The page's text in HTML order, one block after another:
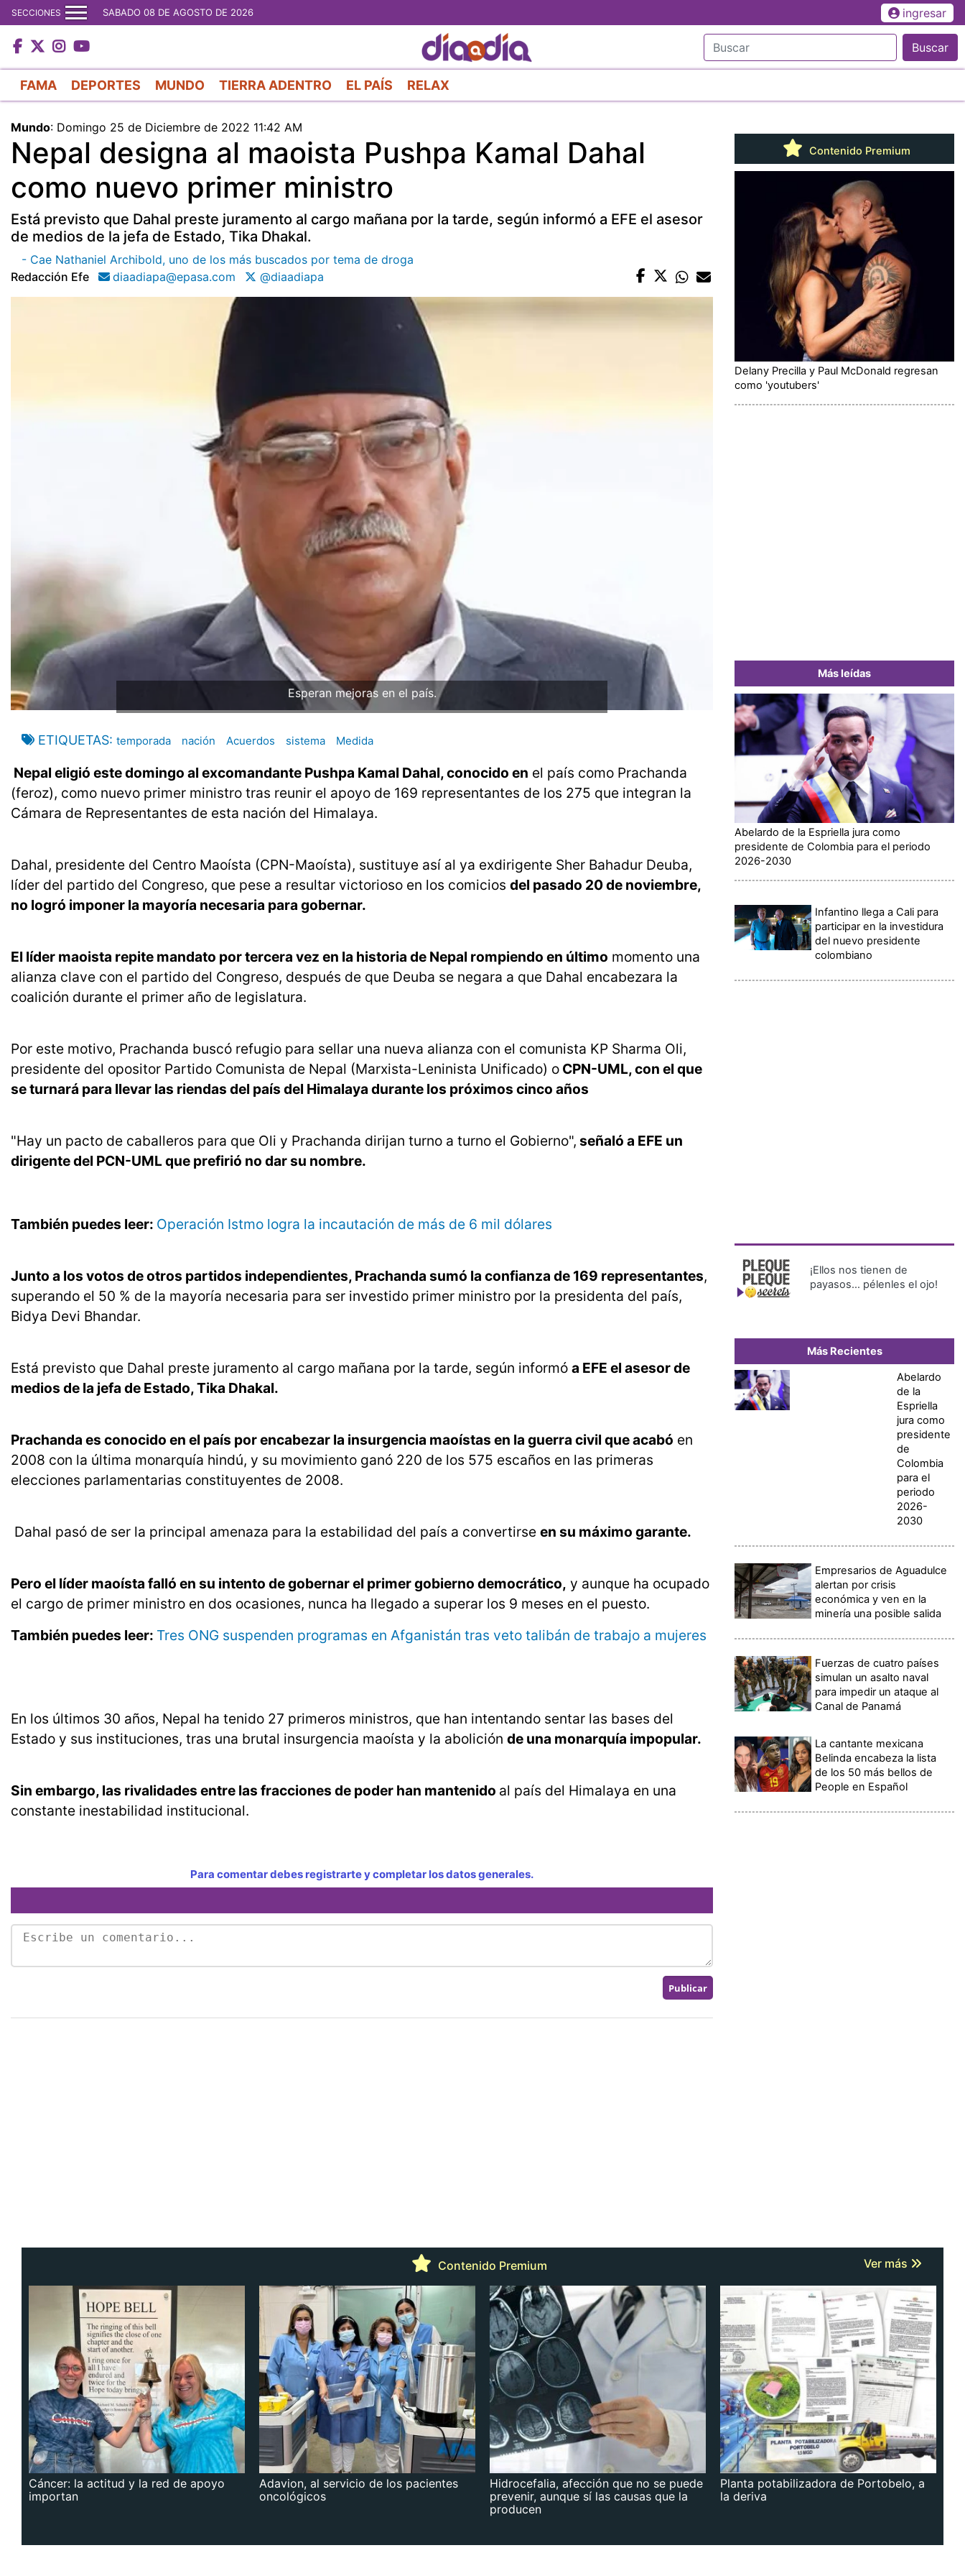
al
contenido
principal
SECCIONES SABADO 08 DE AGOSTO DE 2026 ingresar
Buscar
FAMA DEPORTES MUNDO TIERRA ADENTRO EL PAÍS RELAX
Mundo: Domingo 25 de Diciembre de 2022 11:42 AM
Nepal designa al maoista Pushpa Kamal Dahal
como nuevo primer ministro
Está previsto que Dahal preste juramento al cargo mañana por la tarde, según informó a EFE el asesor
de medios de la jefa de Estado, Tika Dhakal.
- Cae Nathaniel Archibold, uno de los más buscados por tema de droga
Redacción Efe
diaadiapa@epasa.com @diaadiapa
Esperan mejoras en el país.
ETIQUETAS temporada nación Acuerdos sistema Medida
Nepal eligió este domingo al excomandante Pushpa Kamal Dahal, conocido en el país como Prachanda
(feroz), como nuevo primer ministro tras reunir el apoyo de 169 representantes de los 275 que integran la
Cámara de Representantes de esta nación del Himalaya.
Dahal, presidente del Centro Maoísta (CPN-Maoísta), sustituye así al ya exdirigente Sher Bahadur Deuba,
líder del partido del Congreso, que pese a resultar victorioso en los comicios del pasado 20 de noviembre,
no logró imponer la mayoría necesaria para gobernar.
El líder maoista repite mandato por tercera vez en la historia de Nepal rompiendo en último momento una
alianza clave con el partido del Congreso, después de que Deuba se negara a que Dahal encabezara la
coalición durante el primer año de legislatura.
Por este motivo, Prachanda buscó refugio para sellar una nueva alianza con el comunista KP Sharma Oli,
presidente del opositor Partido Comunista de Nepal (Marxista-Leninista Unificado) o CPN-UML, con el que
se turnará para llevar las riendas del país del Himalaya durante los próximos cinco años
"Hay un pacto de caballeros para que Oli y Prachanda dirijan turno a turno el Gobierno", señaló a EFE un
dirigente del PCN-UML que prefirió no dar su nombre.
También puedes leer: Operación Istmo logra la incautación de más de 6 mil dólares
Junto a los votos de otros partidos independientes, Prachanda sumó la confianza de 169 representantes,
superando el 50 % de la mayoría necesaria para ser investido primer ministro por la presidenta del país,
Bidya Devi Bhandar.
Está previsto que Dahal preste juramento al cargo mañana por la tarde, según informó a EFE el asesor de
medios de la jefa de Estado, Tika Dhakal.
Prachanda es conocido en el país por encabezar la insurgencia maoístas en la guerra civil que acabó en
2008 con la última monarquía hindú, y su movimiento ganó 220 de los 575 escaños en las primeras
elecciones parlamentarias constituyentes de 2008.
Dahal pasó de ser la principal amenaza para la estabilidad del país a convertirse en su máximo garante.
Pero el líder maoísta falló en su intento de gobernar el primer gobierno democrático, y aunque ha ocupado
el cargo de primer ministro en dos ocasiones, nunca ha llegado a superar los 9 meses en el puesto.
También puedes leer: Tres ONG suspenden programas en Afganistán tras veto talibán de trabajo a mujeres
En los últimos 30 años, Nepal ha tenido 27 primeros ministros, que han intentando sentar las bases del
Estado y sus instituciones, tras una brutal insurgencia maoísta y la abolición de una monarquía impopular.
Sin embargo, las rivalidades entre las fracciones de poder han mantenido al país del Himalaya en una
constante inestabilidad institucional.
Para comentar debes registrarte y completar los datos generales.
Contenido Premium
Delany Precilla y Paul McDonald regresan
como 'youtubers'
Más leídas
Abelardo de la Espriella jura como
presidente de Colombia para el periodo
2026-2030
Infantino llega a Cali para
participar en la investidura
del nuevo presidente
colombiano
¡Ellos nos tienen de
payasos… pélenles el ojo!
Más Recientes
Abelardo
de la
Espriella
jura como
presidente
de
Colombia
para el
periodo
2026-
2030
Empresarios de Aguadulce
alertan por crisis
económica y ven en la
minería una posible salida
Fuerzas de cuatro países
simulan un asalto naval
para impedir un ataque al
Canal de Panamá
La cantante mexicana
Belinda encabeza la lista
de los 50 más bellos de
People en Español
Contenido Premium Ver más
Cáncer: la actitud y la red de apoyo
importan
Adavion, al servicio de los pacientes
oncológicos
Hidrocefalia, afección que no se puede
prevenir, aunque sí las causas que la
producen
Planta potabilizadora de Portobelo, a
la deriva